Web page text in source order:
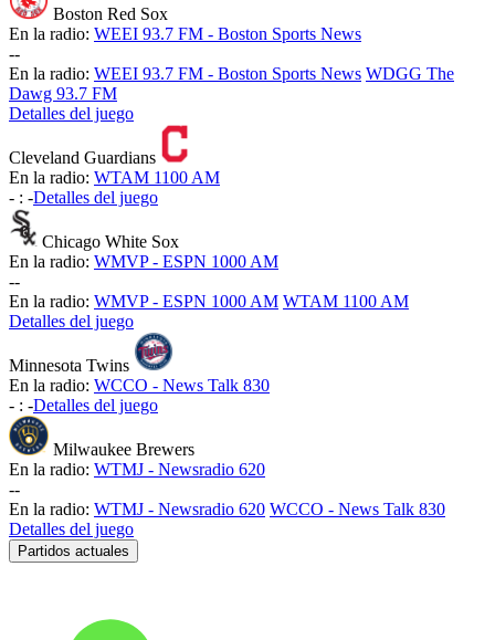
Boston Red Sox
En la radio: WEEI 93.7 FM - Boston Sports News
--
En la radio: WEEI 93.7 FM - Boston Sports News WDGG The
Dawg 93.7 FM
Detalles del juego
Cleveland Guardians
En la radio: WTAM 1100 AM
- : -Detalles del juego
Chicago White Sox
En la radio: WMVP - ESPN 1000 AM
--
En la radio: WMVP - ESPN 1000 AM WTAM 1100 AM
Detalles del juego
Minnesota Twins
En la radio: WCCO - News Talk 830
- : -Detalles del juego
Milwaukee Brewers
En la radio: WTMJ - Newsradio 620
--
En la radio: WTMJ - Newsradio 620 WCCO - News Talk 830
Detalles del juego
Partidos actuales